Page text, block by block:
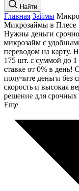
Найти
Главная Займы
Микрозаймы в Плесе
Нужны деньги
микрозайм с
переводом на карту.
175 шт. с суммой до
ставке от 0% в день!
получите деньги без
скорость и высокая
решение для
Еще